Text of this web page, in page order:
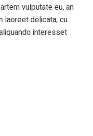
vulputate eu, an
laoreet delicata, cu
interesset